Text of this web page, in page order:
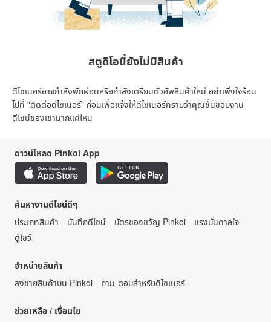
สตูดิโอนี้ยังไม่มีสินค้า
ดีไซเนอร์อาจกำลังพักผ่อนหรือกำลังเตรียมตัวอัพสินค้าใหม่ อย่าเพิ่งใจร้อน
ไปที่ "ติดต่อดีไซเนอร์" ก่อนเพื่อแจ้งให้ดีไซเนอร์ทราบว่าคุณชื่นชอบงาน
ดีไซน์ของเขามากแค่ไหน
ดาวน์โหลด Pinkoi App
ค้นหางานดีไซน์ดีๆ
ประเภทสินค้า
บันทึกดีไซน์ บัตรของขวัญ Pinkoi
แรงบันดาลใจ
ตู้โชว์
จำหน่ายสินค้า
ลงขายสินค้าบน Pinkoi
ถาม-ตอบสำหรับดีไซเนอร์
ช่วยเหลือ / เงื่อนไข